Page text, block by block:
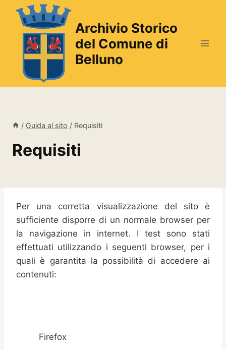
Salta
contenuto
Archivio Storico
del Comune di
Belluno
/ Guida al sito / Requisiti
Requisiti
Per una corretta visualizzazione del sito è
sufficiente disporre di un normale browser per
la navigazione in internet. I test sono stati
effettuati utilizzando i seguenti browser, per i
quali è garantita la possibilità di accedere ai
contenuti:
Firefox